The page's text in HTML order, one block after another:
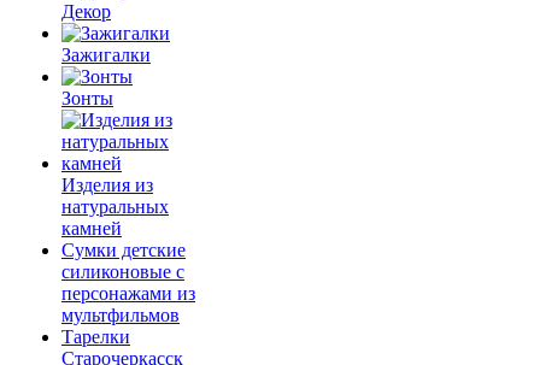
Декор
Зажигалки
Зонты
Изделия из
натуральных
камней
Сумки детские
силиконовые с
персонажами из
мультфильмов
Тарелки
Старочеркасск